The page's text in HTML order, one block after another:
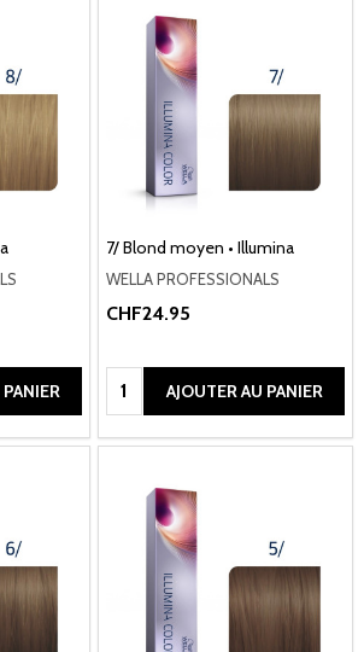
7/ Blond moyen • Illumina
WELLA PROFESSIONALS
CHF24.95
Quantité:AJOUTER AU PANIER